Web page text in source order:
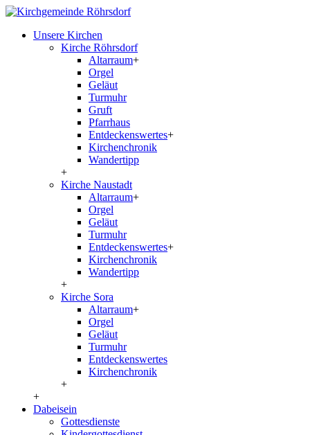
Unsere Kirchen
Kirche Röhrsdorf
Altarraum+
Orgel
Geläut
Turmuhr
Gruft
Pfarrhaus
Entdeckenswertes+
Kirchenchronik
Wandertipp
+
Kirche Naustadt
Altarraum+
Orgel
Geläut
Turmuhr
Entdeckenswertes+
Kirchenchronik
Wandertipp
+
Kirche Sora
Altarraum+
Orgel
Geläut
Turmuhr
Entdeckenswertes
Kirchenchronik
+
+
Dabeisein
Gottesdienste